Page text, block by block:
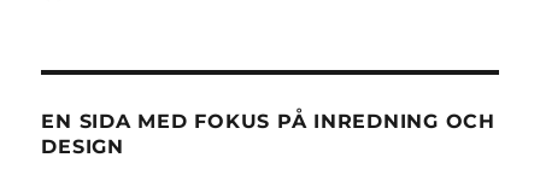
EN SIDA MED FOKUS PÅ INREDNING OCH
DESIGN